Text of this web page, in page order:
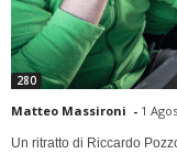
280
Matteo Massironi - 1
Un ritratto di Riccardo